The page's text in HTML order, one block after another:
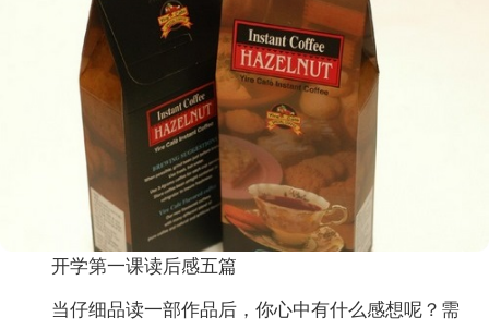
开学第一课读后感五篇
当仔细品读一部作品后，你心中有什么感想呢？需